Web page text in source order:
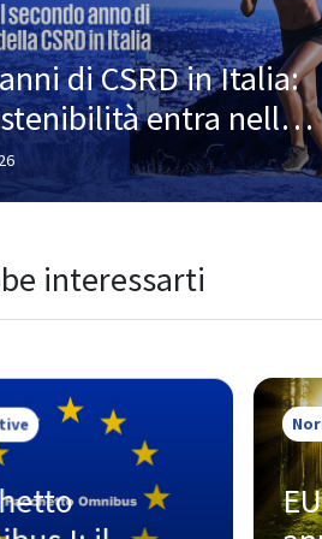
di CSRD in Italia:
entra nella
ma la strada
la piena maturità è
interessarti